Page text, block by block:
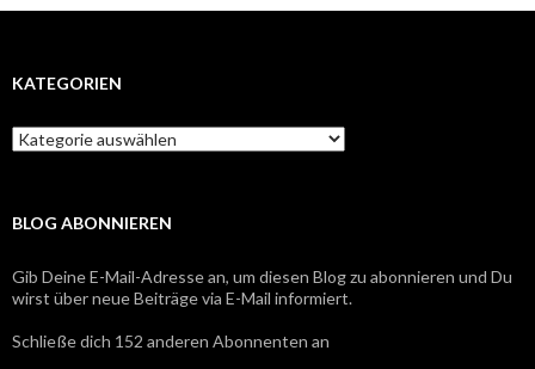
KATEGORIEN
Kategorien
BLOG ABONNIEREN
Gib Deine E-Mail-Adresse an, um diesen Blog zu abonnieren und Du
wirst über neue Beiträge via E-Mail informiert.
Schließe dich 152 anderen Abonnenten an